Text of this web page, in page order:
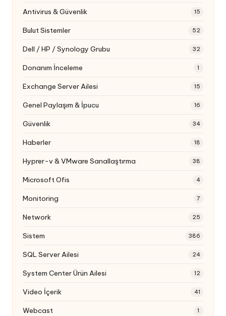
Antivirus & Güvenlik 15
Bulut Sistemler 52
Dell / HP / Synology Grubu 32
Donanım İnceleme 1
Exchange Server Ailesi 15
Genel Paylaşım & İpucu 16
Güvenlik 34
Haberler 18
Hyprer-v & VMware Sanallaştırma 38
Microsoft Ofis 4
Monitoring 7
Network 25
Sistem 386
SQL Server Ailesi 24
System Center Ürün Ailesi 12
Video İçerik 41
Webcast 1